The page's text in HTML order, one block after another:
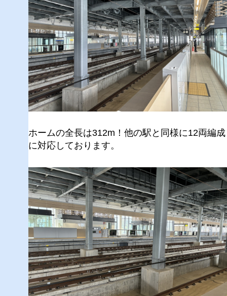
ホームの全長は312m！他の駅と同様に12両編成
に対応しております。